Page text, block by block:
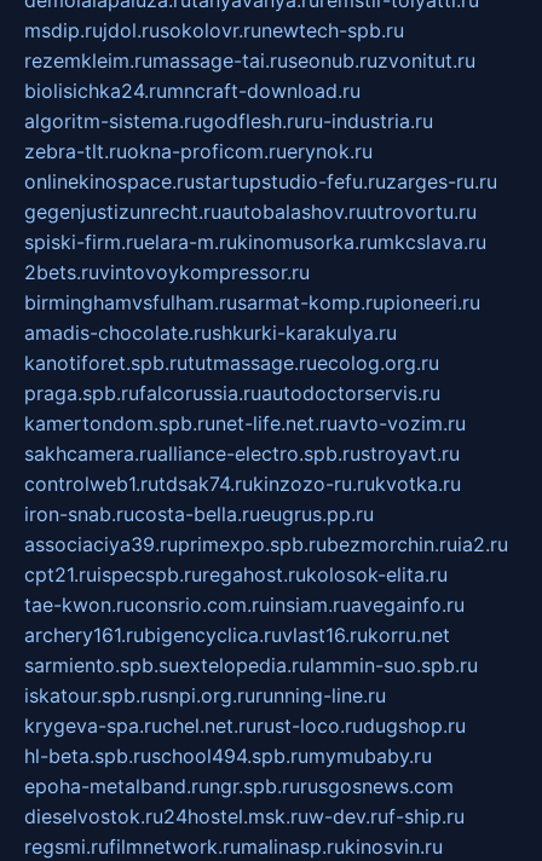
msdip.rujdol.rusokolovr.runewtech-spb.ru
rezemkleim.rumassage-tai.ruseonub.ruzvonitut.ru
biolisichka24.rumncraft-download.ru
algoritm-sistema.rugodflesh.ruru-industria.ru
zebra-tlt.ruokna-proficom.ruerynok.ru
onlinekinospace.rustartupstudio-fefu.ruzarges-ru.ru
gegenjustizunrecht.ruautobalashov.ruutrovortu.ru
spiski-firm.ruelara-m.rukinomusorka.rumkcslava.ru
2bets.ruvintovoykompressor.ru
birminghamvsfulham.rusarmat-komp.rupioneeri.ru
amadis-chocolate.rushkurki-karakulya.ru
kanotiforet.spb.rututmassage.ruecolog.org.ru
praga.spb.rufalcorussia.ruautodoctorservis.ru
kamertondom.spb.runet-life.net.ruavto-vozim.ru
sakhcamera.rualliance-electro.spb.rustroyavt.ru
controlweb1.rutdsak74.rukinzozo-ru.rukvotka.ru
iron-snab.rucosta-bella.rueugrus.pp.ru
associaciya39.ruprimexpo.spb.rubezmorchin.ruia2.ru
cpt21.ruispecspb.ruregahost.rukolosok-elita.ru
tae-kwon.ruconsrio.com.ruinsiam.ruavegainfo.ru
archery161.rubigencyclica.ruvlast16.rukorru.net
sarmiento.spb.suextelopedia.rulammin-suo.spb.ru
iskatour.spb.rusnpi.org.rurunning-line.ru
krygeva-spa.ruchel.net.rurust-loco.rudugshop.ru
hl-beta.spb.ruschool494.spb.rumymubaby.ru
epoha-metalband.rungr.spb.rurusgosnews.com
dieselvostok.ru24hostel.msk.ruw-dev.ruf-ship.ru
regsmi.rufilmnetwork.rumalinasp.rukinosvin.ru